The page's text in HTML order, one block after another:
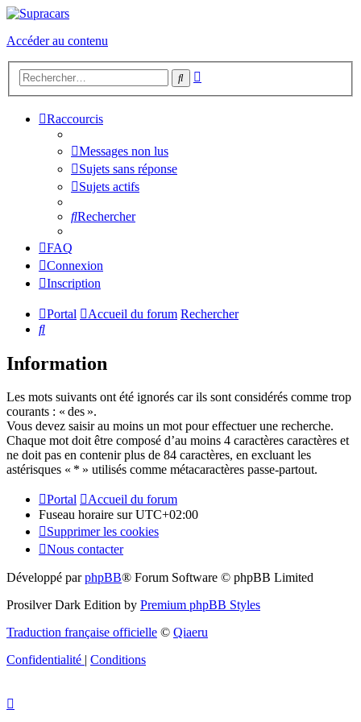
Accéder au contenu
Rechercher
Raccourcis
Messages non lus
Sujets sans réponse
Sujets actifs
Rechercher
FAQ
Connexion
Inscription
Portal Accueil du forum Rechercher
Rechercher
Information
Les mots suivants ont été ignorés car ils sont considérés comme trop
courants : « des ».
Vous devez saisir au moins un mot pour effectuer une recherche.
Chaque mot doit être composé d’au moins 4 caractères caractères et
ne doit pas en contenir plus de 84 caractères, en excluant les
astérisques « * » utilisés comme métacaractères passe-partout.
Portal
Accueil du forum
Fuseau horaire surUTC+02:00
Supprimer les cookies
Nous contacter
Développé parphpBB® Forum Software © phpBB Limited
Prosilver Dark Edition by Premium phpBB Styles
Traduction française officielle © Qiaeru
Confidentialité | Conditions